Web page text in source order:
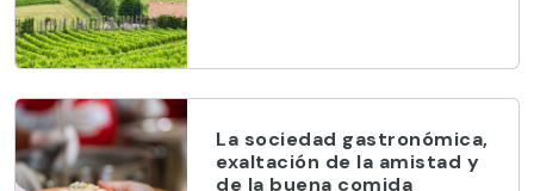
La sociedad gastronómica,
exaltación de la amistad y
de la buena comida